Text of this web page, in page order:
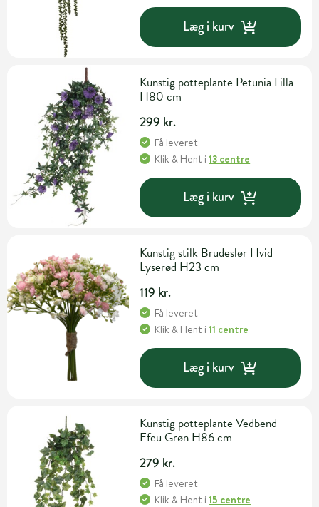
Læg i kurv
Kunstig potteplante Petunia Lilla
H80 cm
299 kr.
Få leveret
Klik & Hent i13 centre
Læg i kurv
Kunstig stilk Brudeslør Hvid
Lyserød H23 cm
119 kr.
Få leveret
Klik & Hent i11 centre
Læg i kurv
Kunstig potteplante Vedbend
Efeu Grøn H86 cm
279 kr.
Få leveret
Klik & Hent i15 centre